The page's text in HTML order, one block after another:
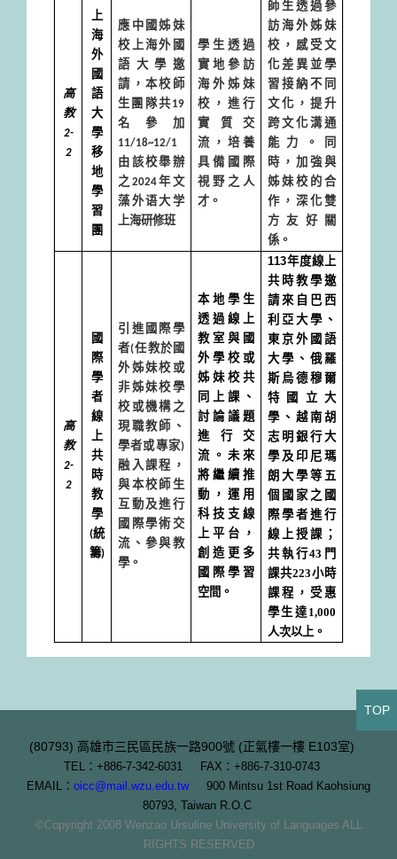
高
教
2-
2
上
海
外
國
語
大
學
移
地
學
習
團
應中國姊妹
校上海外國
語大學邀
請，本校師
生團隊共19
名參加
11/18~12/1
由該校舉辦
之 2024年文
藻外语大学
上海研修班
學生透過
實地參訪
海外姊妹
校，進行
實質交
流，培養
具備國際
視野之人
才。
師生透過參
訪海外姊妹
校，感受文
化差異並學
習接納不同
文化，提升
跨文化溝通
能力。同
時，加強與
姊妹校的合
作，深化雙
方友好關
係。
高
教
2-
2
國
際
學
者
線
上
共
時
教
學
(統
籌)
引進國際學
者(任教於國
外姊妹校或
非姊妹校學
校或機構之
現職教師、
學者或專家)
融入課程，
與本校師生
互動及進行
國際學術交
流、參與教
學。
本地學生
透過線上
教室與國
外學校或
姊妹校共
同上課、
討論議題
進行交
流。未來
將繼續推
動，運用
科技支線
上平台，
創造更多
國際學習
空間。
113年度線上
共時教學邀
請來自巴西
利亞大學、
東京外國語
大學、俄羅
斯烏德穆爾
特國立大
學、越南胡
志明銀行大
學及印尼瑪
朗大學等五
個國家之國
際學者進行
線上授課；
共執行43 門
課共223小時
課程，受惠
學生達 1,000
人次以上。
(80793) 高雄市三民區民族一路900號 (正氣樓一樓 E103室)
TEL：+886-7-342-6031 FAX：+886-7-310-0743
EMAIL： oicc@mail.wzu.edu.tw
900 Mintsu 1st Road Kaohsiung
80793, Taiwan R.O.C
©Copyright 2008 Wenzao Ursuline University of Languages ALL
RIGHTS RESERVED
TOP